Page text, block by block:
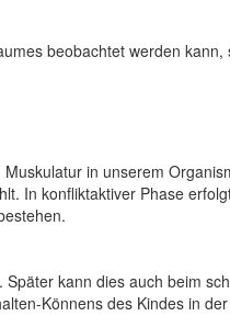
beobachtet werden
in unserem
In konfliktaktiver Phase
kann dies auch beim
Könnens des Kindes in